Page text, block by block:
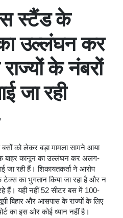
स्टैंड के
उल्लंघन कर
के नंबरों
जा रही
को लेकर बड़ा मामला सामने आया
बाहर कानून का उल्लंघन कर अलग-
जा रही हैं। शिकायतकर्ता ने आरोप
टेक्स का भुगतान किया जा रहा है और न
रहे हैं। यही नहीं 52 सीटर बस में 100-
बिहार और आसपास के राज्यों के लिए
का इस ओर कोई ध्यान नहीं है।